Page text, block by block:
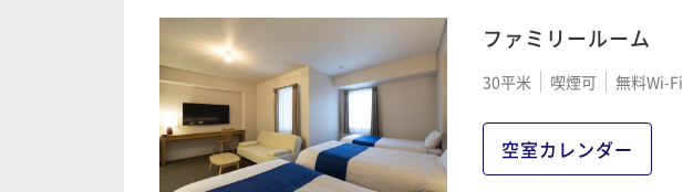
ファミリールーム
30平米 喫煙可 無料Wi-Fi
空室カレンダー